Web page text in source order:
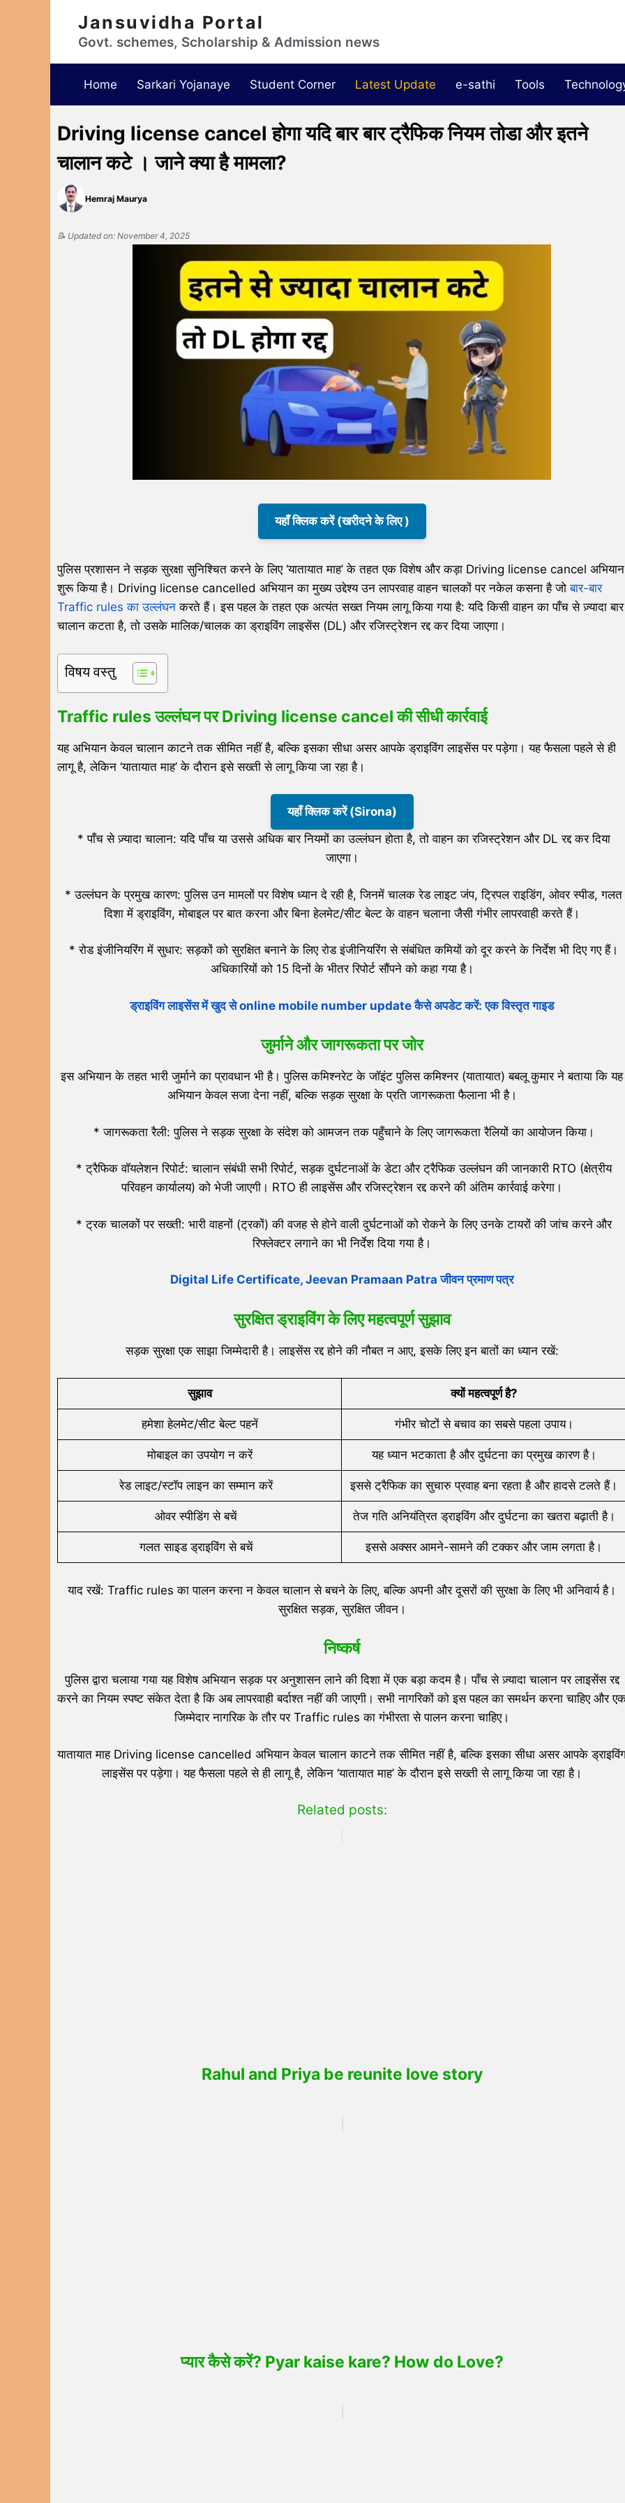
Jansuvidha Portal
Govt. schemes, Scholarship & Admission news
Home Sarkari Yojanaye Student Corner Latest Update e-sathi Tools
Driving license cancel होगा यदि बार बार ट्रैफिक नियम तोडा और इतने
चालान कटे । जाने क्या है मामला?
Hemraj Maurya
📝 Updated on: November 4, 2025
यहाँ क्लिक करें (खरीदने के लिए )
पुलिस प्रशासन ने सड़क सुरक्षा सुनिश्चित करने के लिए ‘यातायात माह’ के तहत एक विशेष और कड़ा Driving license cancel अभियान
शुरू किया है। Driving license cancelled अभियान का मुख्य उद्देश्य उन लापरवाह वाहन चालकों पर नकेल कसना है जोबार-बार
Traffic rules का उल्लंघन करते हैं। इस पहल के तहत एक अत्यंत सख्त नियम लागू किया गया है: यदि किसी वाहन का पाँच से ज़्यादा बार
चालान कटता है, तो उसके मालिक/चालक का ड्राइविंग लाइसेंस (DL) और रजिस्ट्रेशन रद्द कर दिया जाएगा।
विषय वस्तु
Traffic rules उल्लंघन पर Driving license cancel की सीधी कार्रवाई
यह अभियान केवल चालान काटने तक सीमित नहीं है, बल्कि इसका सीधा असर आपके ड्राइविंग लाइसेंस पर पड़ेगा। यह फैसला पहले से ही
लागू है, लेकिन ‘यातायात माह’ के दौरान इसे सख्ती से लागू किया जा रहा है।
यहाँ क्लिक करें (Sirona)
* पाँच से ज़्यादा चालान: यदि पाँच या उससे अधिक बार नियमों का उल्लंघन होता है, तो वाहन का रजिस्ट्रेशन और DL रद्द कर दिया
जाएगा।
* उल्लंघन के प्रमुख कारण: पुलिस उन मामलों पर विशेष ध्यान दे रही है, जिनमें चालक रेड लाइट जंप, ट्रिपल राइडिंग, ओवर स्पीड, गलत
दिशा में ड्राइविंग, मोबाइल पर बात करना और बिना हेलमेट/सीट बेल्ट के वाहन चलाना जैसी गंभीर लापरवाही करते हैं।
* रोड इंजीनियरिंग में सुधार: सड़कों को सुरक्षित बनाने के लिए रोड इंजीनियरिंग से संबंधित कमियों को दूर करने के निर्देश भी दिए गए हैं।
अधिकारियों को 15 दिनों के भीतर रिपोर्ट सौंपने को कहा गया है।
ड्राइविंग लाइसेंस में खुद से online mobile number update कैसे अपडेट करें: एक विस्तृत गाइड
जुर्माने और जागरूकता पर जोर
इस अभियान के तहत भारी जुर्माने का प्रावधान भी है। पुलिस कमिश्नरेट के जॉइंट पुलिस कमिश्नर (यातायात) बबलू कुमार ने बताया कि यह
अभियान केवल सजा देना नहीं, बल्कि सड़क सुरक्षा के प्रति जागरूकता फैलाना भी है।
* जागरूकता रैली: पुलिस ने सड़क सुरक्षा के संदेश को आमजन तक पहुँचाने के लिए जागरूकता रैलियों का आयोजन किया।
* ट्रैफिक वॉयलेशन रिपोर्ट: चालान संबंधी सभी रिपोर्ट, सड़क दुर्घटनाओं के डेटा और ट्रैफिक उल्लंघन की जानकारी RTO (क्षेत्रीय
परिवहन कार्यालय) को भेजी जाएगी। RTO ही लाइसेंस और रजिस्ट्रेशन रद्द करने की अंतिम कार्रवाई करेगा।
* ट्रक चालकों पर सख्ती: भारी वाहनों (ट्रकों) की वजह से होने वाली दुर्घटनाओं को रोकने के लिए उनके टायरों की जांच करने और
रिफ्लेक्टर लगाने का भी निर्देश दिया गया है।
Digital Life Certificate, Jeevan Pramaan Patra जीवन प्रमाण पत्र
सुरक्षित ड्राइविंग के लिए महत्वपूर्ण सुझाव
सड़क सुरक्षा एक साझा जिम्मेदारी है। लाइसेंस रद्द होने की नौबत न आए, इसके लिए इन बातों का ध्यान रखें:
सुझाव क्यों महत्वपूर्ण है?
हमेशा हेलमेट/सीट बेल्ट पहनें गंभीर चोटों से बचाव का सबसे पहला उपाय।
मोबाइल का उपयोग न करें यह ध्यान भटकाता है और दुर्घटना का प्रमुख कारण है।
रेड लाइट/स्टॉप लाइन का सम्मान करें इससे ट्रैफिक का सुचारु प्रवाह बना रहता है और हादसे टलते हैं।
ओवर स्पीडिंग से बचें तेज गति अनियंत्रित ड्राइविंग और दुर्घटना का खतरा बढ़ाती है।
गलत साइड ड्राइविंग से बचें इससे अक्सर आमने-सामने की टक्कर और जाम लगता है।
याद रखें: Traffic rules का पालन करना न केवल चालान से बचने के लिए, बल्कि अपनी और दूसरों की सुरक्षा के लिए भी अनिवार्य है।
सुरक्षित सड़क, सुरक्षित जीवन।
निष्कर्ष
पुलिस द्वारा चलाया गया यह विशेष अभियान सड़क पर अनुशासन लाने की दिशा में एक बड़ा कदम है। पाँच से ज़्यादा चालान पर लाइसेंस रद्द
करने का नियम स्पष्ट संकेत देता है कि अब लापरवाही बर्दाश्त नहीं की जाएगी। सभी नागरिकों को इस पहल का समर्थन करना चाहिए और
जिम्मेदार नागरिक के तौर पर Traffic rules का गंभीरता से पालन करना चाहिए।
यातायात माह Driving license cancelled अभियान केवल चालान काटने तक सीमित नहीं है, बल्कि इसका सीधा असर आपके
लाइसेंस पर पड़ेगा। यह फैसला पहले से ही लागू है, लेकिन ‘यातायात माह’ के दौरान इसे सख्ती से लागू किया जा रहा है।
Related posts:
Rahul and Priya be reunite love story
प्यार कैसे करें? Pyar kaise kare? How do Love?